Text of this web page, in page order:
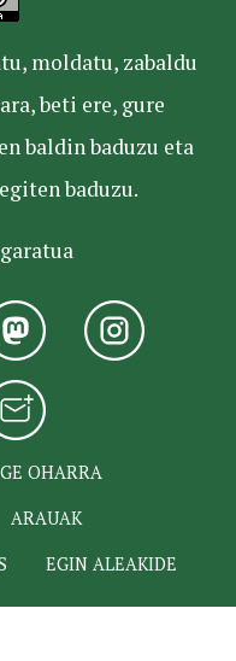
moldatu, zabaldu
beti ere, gure
baldin baduzu eta
baduzu.
OHARRA
ARAUAK
EGIN ALEAKIDE